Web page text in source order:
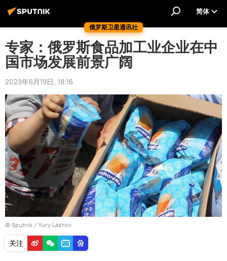
俄罗斯卫星通讯社
简体
专家：俄罗斯食品加工业企业在中
国市场发展前景广阔
2023年6月19日, 18:16
© Sputnik / Yury Lashov
关注